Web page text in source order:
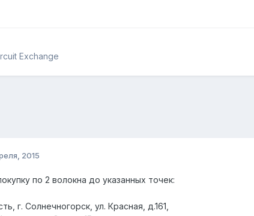
Exchange
2015
по 2 волокна до указанных точек:
г. Солнечногорск, ул. Красная, д.161,